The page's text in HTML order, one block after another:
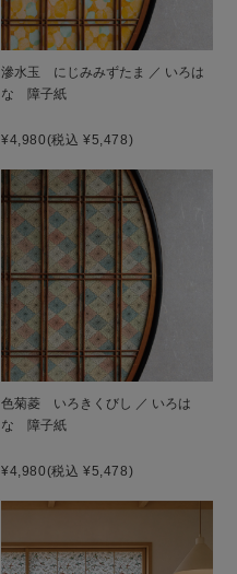
滲水玉 にじみみずたま ／ いろは
な 障子紙
¥4,980(税込 ¥5,478)
色菊菱 いろきくびし ／ いろは
な 障子紙
¥4,980(税込 ¥5,478)